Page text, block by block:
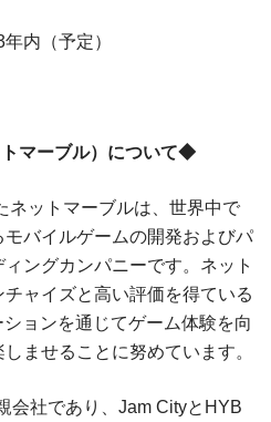
内（予定）
マーブル）について◆
ネットマーブルは、世界中で
モバイルゲームの開発およびパ
ングカンパニーです。ネット
ャイズと高い評価を得ている
ョンを通じてゲーム体験を向
ませることに努めています。
会社であり、Jam CityとHYB